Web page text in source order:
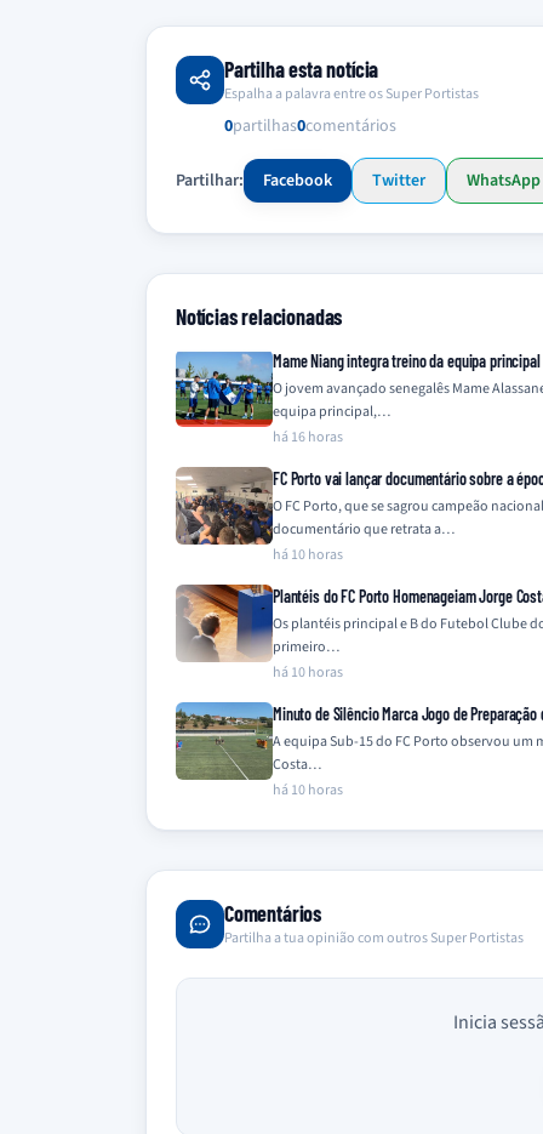
Partilha esta notícia
Espalha a palavra entre os Super Portistas
0partilhas0comentários
Partilhar: Facebook Twitter WhatsApp
Notícias relacionadas
Mame Niang integra treino da equipa
O jovem avançado senegalês Mame
equipa principal,…
há 16 horas
FC Porto vai lançar documentário sobre a
O FC Porto, que se sagrou campeão
documentário que retrata a…
há 10 horas
Plantéis do FC Porto Homenageiam Jorge
Os plantéis principal e B do Futebol Clube
primeiro…
há 10 horas
Minuto de Silêncio Marca Jogo de Preparação
A equipa Sub-15 do FC Porto observou
Costa…
há 10 horas
Comentários
Partilha a tua opinião com outros Super Portistas
Inicia